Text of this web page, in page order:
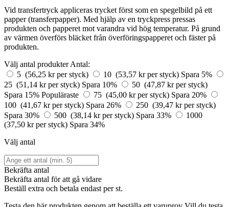
Vid transfertryck appliceras trycket först som en spegelbild på ett
papper (transferpapper). Med hjälp av en tryckpress pressas
produkten och papperet mot varandra vid hög temperatur. På grund
av värmen överförs bläcket från överföringspapperet och fäster på
produkten.
Välj antal produkter Antal:
5 (56,25 kr per styck)
10 (53,57 kr per styck) Spara 5%
25 (51,14 kr per styck) Spara 10%
50 (47,87 kr per styck)
Spara 15% Populäraste 75 (45,00 kr per styck) Spara 20%
100 (41,67 kr per styck) Spara 26%
250 (39,47 kr per styck)
Spara 30%
500 (38,14 kr per styck) Spara 33%
1000
(37,50 kr per styck) Spara 34%
Välj antal
Bekräfta antal
Bekräfta antal för att gå vidare
Beställ extra och betala endast per st.